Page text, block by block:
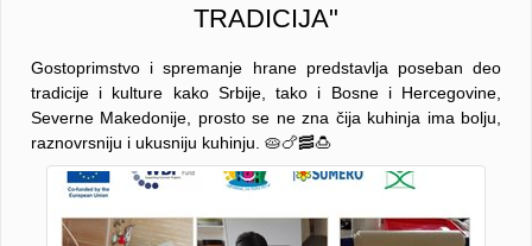
TRADICIJA"
Gostoprimstvo i spremanje hrane predstavlja poseban deo
tradicije i kulture kako Srbije, tako i Bosne i Hercegovine,
Severne Makedonije, prosto se ne zna čija kuhinja ima bolju,
raznovrsniju i ukusniju kuhinju. 🥧🍗🥓🍮